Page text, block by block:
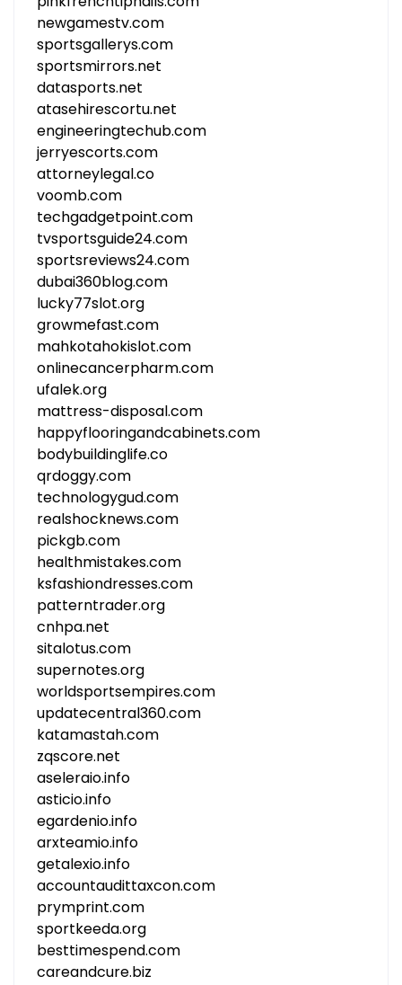
newgamestv.com
sportsgallerys.com
sportsmirrors.net
datasports.net
atasehirescortu.net
engineeringtechub.com
jerryescorts.com
attorneylegal.co
voomb.com
techgadgetpoint.com
tvsportsguide24.com
sportsreviews24.com
dubai360blog.com
lucky77slot.org
growmefast.com
mahkotahokislot.com
onlinecancerpharm.com
ufalek.org
mattress-disposal.com
happyflooringandcabinets.com
bodybuildinglife.co
qrdoggy.com
technologygud.com
realshocknews.com
pickgb.com
healthmistakes.com
ksfashiondresses.com
patterntrader.org
cnhpa.net
sitalotus.com
supernotes.org
worldsportsempires.com
updatecentral360.com
katamastah.com
zqscore.net
aseleraio.info
asticio.info
egardenio.info
arxteamio.info
getalexio.info
accountaudittaxcon.com
prymprint.com
sportkeeda.org
besttimespend.com
careandcure.biz